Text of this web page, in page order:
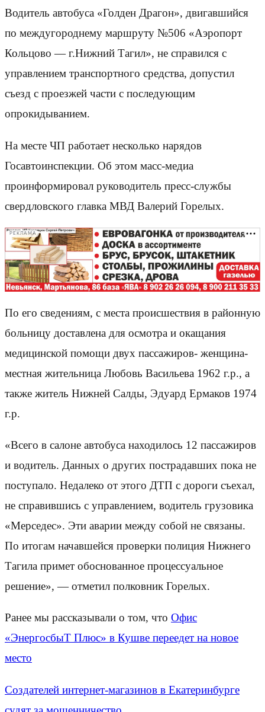
Водитель автобуса «Голден Драгон», двигавшийся
по междугороднему маршруту №506 «Аэропорт
Кольцово — г.Нижний Тагил», не справился с
управлением транспортного средства, допустил
съезд с проезжей части с последующим
опрокидыванием.
На месте ЧП работает несколько нарядов
Госавтоинспекции. Об этом масс-медиа
проинформировал руководитель пресс-службы
свердловского главка МВД Валерий Горелых.
РЕКЛАМА
По его сведениям, с места происшествия в районную
больницу доставлена для осмотра и окащания
медицинской помощи двух пассажиров- женщина-
местная жительница Любовь Васильева 1962 г.р., а
также житель Нижней Салды, Эдуард Ермаков 1974
г.р.
«Всего в салоне автобуса находилось 12 пассажиров
и водитель. Данных о других пострадавших пока не
поступало. Недалеко от этого ДТП с дороги съехал,
не справившись с управлением, водитель грузовика
«Мерседес». Эти аварии между собой не связаны.
По итогам начавшейся проверки полиция Нижнего
Тагила примет обоснованное процессуальное
решение», — отметил полковник Горелых.
Ранее мы рассказывали о том, что Офис
«ЭнергосбыТ Плюс» в Кушве переедет на новое
место
Создателей интернет-магазинов в Екатеринбурге